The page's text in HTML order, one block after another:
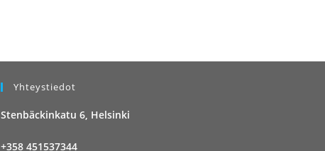
Yhteystiedot
Stenbäckinkatu 6, Helsinki
+358 451537344